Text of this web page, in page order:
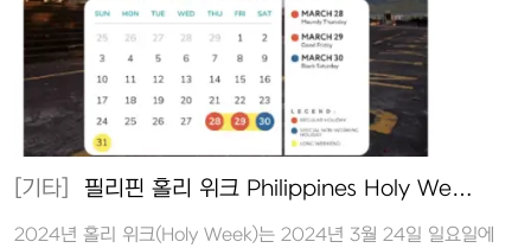
[기타] 필리핀 홀리 위크 Philippines Holy We…
2024년 홀리 위크(Holy Week)는 2024년 3월 24일 일요일에